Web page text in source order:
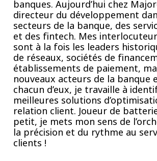
banques. Aujourd’hui chez
directeur du développement
secteurs de la banque, des
et des fintech. Mes
sont à la fois les leaders
de réseaux, sociétés de
établissements de paiement,
nouveaux acteurs de la banque
chacun d’eux, je travaille à
meilleures solutions
relation client. Joueur de
petit, je mets mon sens de
la précision et du rythme au
clients !